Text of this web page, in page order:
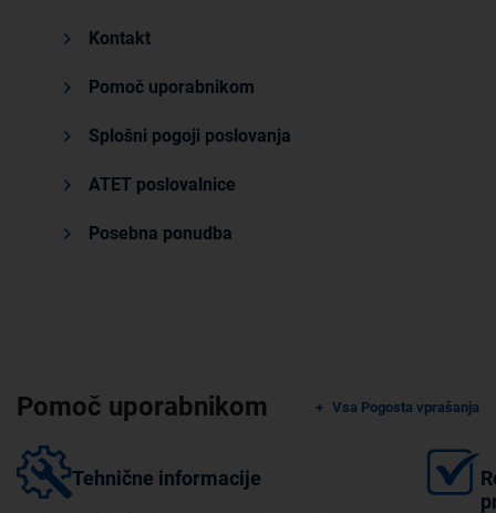
Kontakt
Pomoč uporabnikom
Splošni pogoji poslovanja
ATET poslovalnice
Posebna ponudba
Pomoč uporabnikom Vsa Pogosta vprašanja
Tehnične informacije